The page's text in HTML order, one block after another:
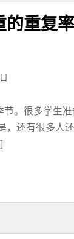
的重复
。很多学生准
，还有很多人